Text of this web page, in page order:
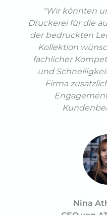
"Wir könnten
Druckerei für die
der bedruckten
Kollektion
fachlicher
und
Firma
Nina